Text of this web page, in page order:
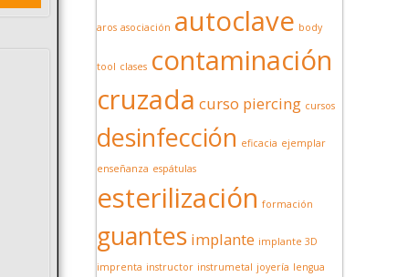
aros asociación autoclave body
tool clases contaminación
cruzada curso piercing cursos
desinfección eficacia ejemplar
enseñanza espátulas
esterilización formación
guantes implante implante 3D
imprenta instructor instrumetal joyería lengua